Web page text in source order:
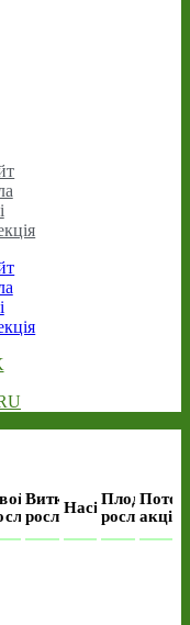
Виткі
рослиниНасінняПлодові
рослини
акція